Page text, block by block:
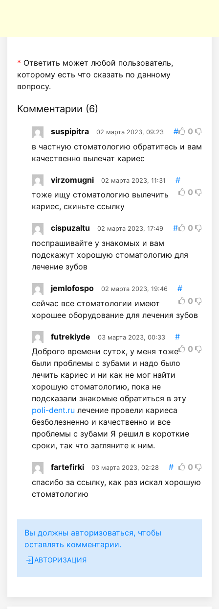
* Ответить может любой пользователь,
которому есть что сказать по данному
вопросу.
Комментарии (6)
suspipitra 02 марта 2023, 09:23 #
0
в частную стоматологию обратитесь и вам
качественно вылечат кариес
virzomugni 02 марта 2023, 11:31
#
0
тоже ищу стоматологию вылечить
кариес, скиньте ссылку
cispuzaltu 02 марта 2023, 17:49 #
0
поспрашивайте у знакомых и вам
подскажут хорошую стоматологию для
лечение зубов
jemlofospo 02 марта 2023, 19:46
#
0
сейчас все стоматологии имеют
хорошее оборудование для лечения зубов
futrekiyde 03 марта 2023, 00:33
#
0
Доброго времени суток, у меня тоже
были проблемы с зубами и надо было
лечить кариес и ни как не мог найти
хорошую стоматологию, пока не
подсказали знакомые обратиться в эту
poli-dent.ru лечение провели кариеса
безболезненно и качественно и все
проблемы с зубами Я решил в короткие
сроки, так что загляните к ним.
fartefirki 03 марта 2023, 02:28 #
0
спасибо за ссылку, как раз искал хорошую
стоматологию
Вы должны авторизоваться, чтобы
оставлять комментарии.
АВТОРИЗАЦИЯ